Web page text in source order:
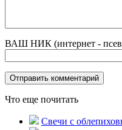
ВАШ НИК (интернет -
Что еще почитать
Свечи с